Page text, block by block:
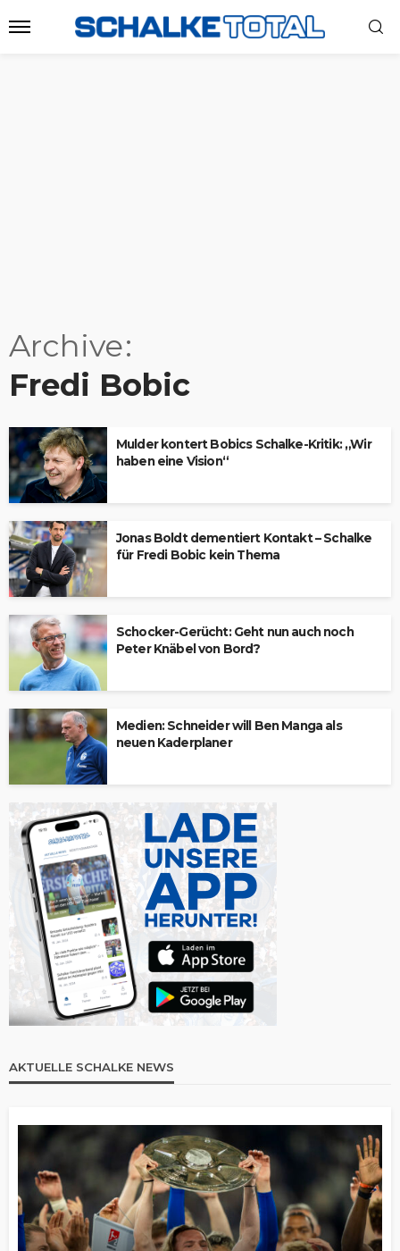
Archive
Fredi Bobic
Mulder kontert Bobics Schalke-Kritik: „Wir
haben eine Vision“
Jonas Boldt dementiert Kontakt – Schalke
für Fredi Bobic kein Thema
Schocker-Gerücht: Geht nun auch noch
Peter Knäbel von Bord?
Medien: Schneider will Ben Manga als
neuen Kaderplaner
AKTUELLE SCHALKE NEWS